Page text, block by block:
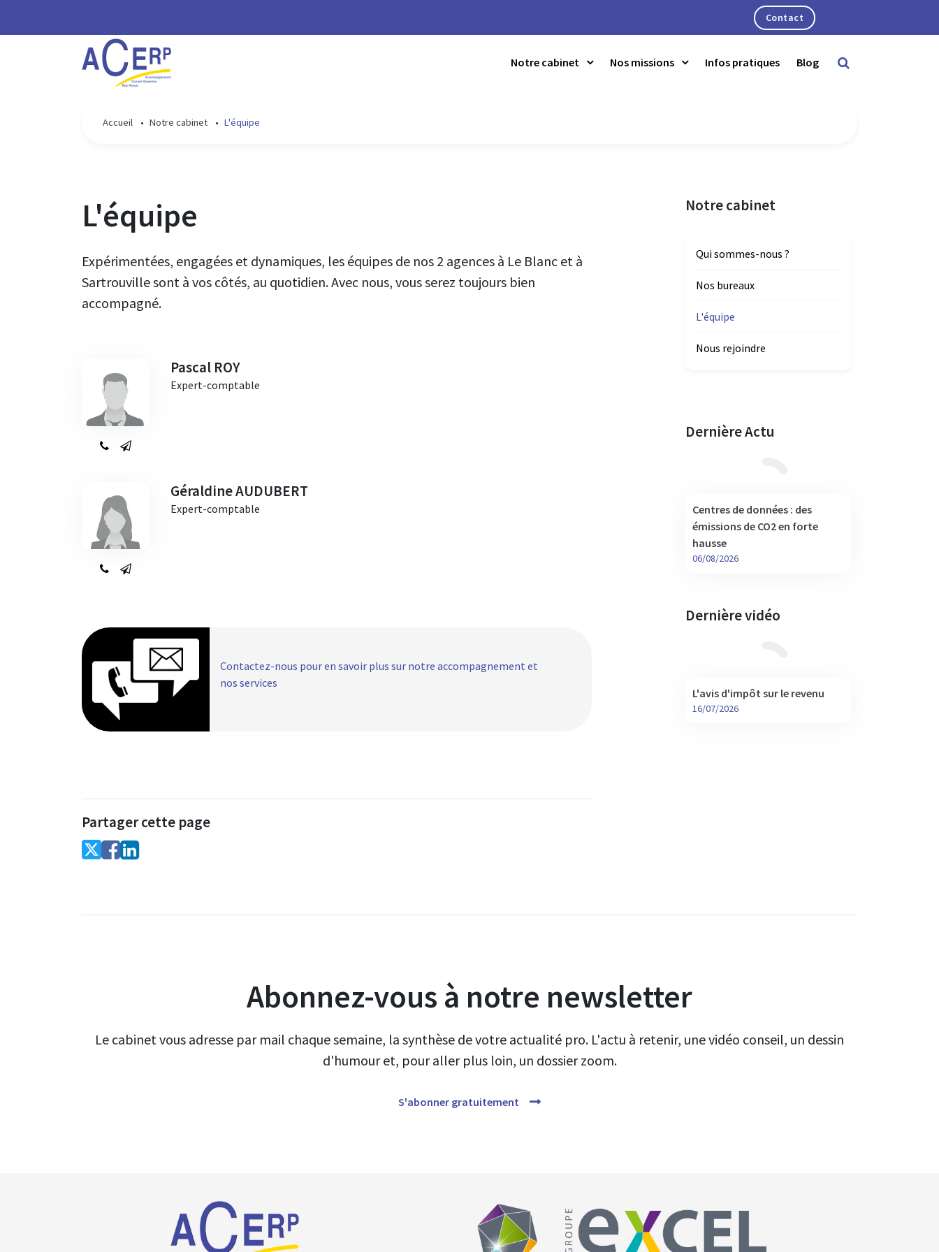
Contact
Notre cabinet Nos missions
Nos missions sociales
Infos pratiques Blog
Accueil • Notre cabinet • L'équipe
L'équipe
Expérimentées, engagées et dynamiques, les équipes de nos 2 agences à Le Blanc et à
Sartrouville sont à vos côtés, au quotidien. Avec nous, vous serez toujours bien
accompagné.
Pascal ROY
Expert-comptable
Géraldine AUDUBERT
Expert-comptable
Contactez-nous pour en savoir plus sur notre accompagnement et
nos services
Partager cette page
Notre cabinet
Qui sommes-nous ?
Nos bureaux
L'équipe
Nous rejoindre
Dernière Actu
Centres de données : des
émissions de CO2 en forte
hausse
06/08/2026
Dernière vidéo
L'avis d'impôt sur le revenu
16/07/2026
Abonnez-vous à notre newsletter
Le cabinet vous adresse par mail chaque semaine, la synthèse de votre actualité pro. L'actu à retenir, une vidéo conseil, un dessin
d'humour et, pour aller plus loin, un dossier zoom.
S'abonner gratuitement